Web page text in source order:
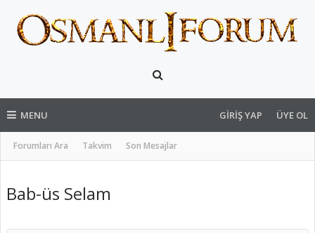
MENU
Forumları Ara Takvim Son Mesajlar
GIRIŞ YAP ÜYE OL
Bab-üs Selam